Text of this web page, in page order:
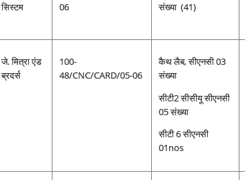
सिस्टम
06
संख्या (41)
जे. मित्रा एंड
ब्रदर्स
100-
48/CNC/CARD/05-06
कैथ लैब, सीएनसी 03
संख्या
सीटी2 सीसीयू सीएनसी
05 संख्या
सीटी 6 सीएनसी
01nos